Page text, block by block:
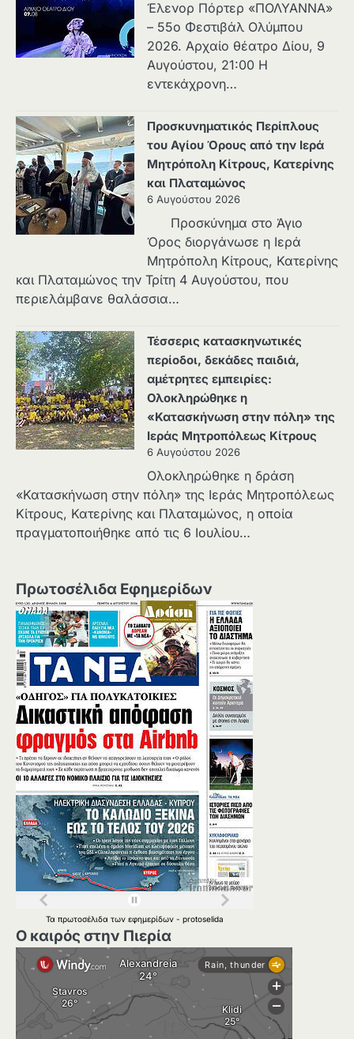
Έλενορ Πόρτερ «ΠΟΛΥΑΝΝΑ»
– 55ο Φεστιβάλ Ολύμπου
2026. Αρχαίο θέατρο Δίου, 9
Αυγούστου, 21:00 Η
εντεκάχρονη…
Προσκυνηματικός Περίπλους
του Αγίου Όρους από την Ιερά
Μητρόπολη Κίτρους, Κατερίνης
και Πλαταμώνος
6 Αυγούστου 2026
Προσκύνημα στο Άγιο
Όρος διοργάνωσε η Ιερά
Μητρόπολη Κίτρους, Κατερίνης
και Πλαταμώνος την Τρίτη 4 Αυγούστου, που
περιελάμβανε θαλάσσια…
Τέσσερις κατασκηνωτικές
περίοδοι, δεκάδες παιδιά,
αμέτρητες εμπειρίες:
Ολοκληρώθηκε η
«Κατασκήνωση στην πόλη» της
Ιεράς Μητροπόλεως Κίτρους
6 Αυγούστου 2026
Ολοκληρώθηκε η δράση
«Κατασκήνωση στην πόλη» της Ιεράς Μητροπόλεως
Κίτρους, Κατερίνης και Πλαταμώνος, η οποία
πραγματοποιήθηκε από τις 6 Ιουλίου…
Πρωτοσέλιδα Εφημερίδων
Τα πρωτοσέλιδα των εφημερίδων - protoselida
Ο καιρός στην Πιερία